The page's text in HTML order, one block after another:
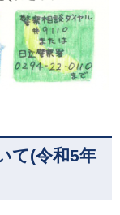
て(令和5年